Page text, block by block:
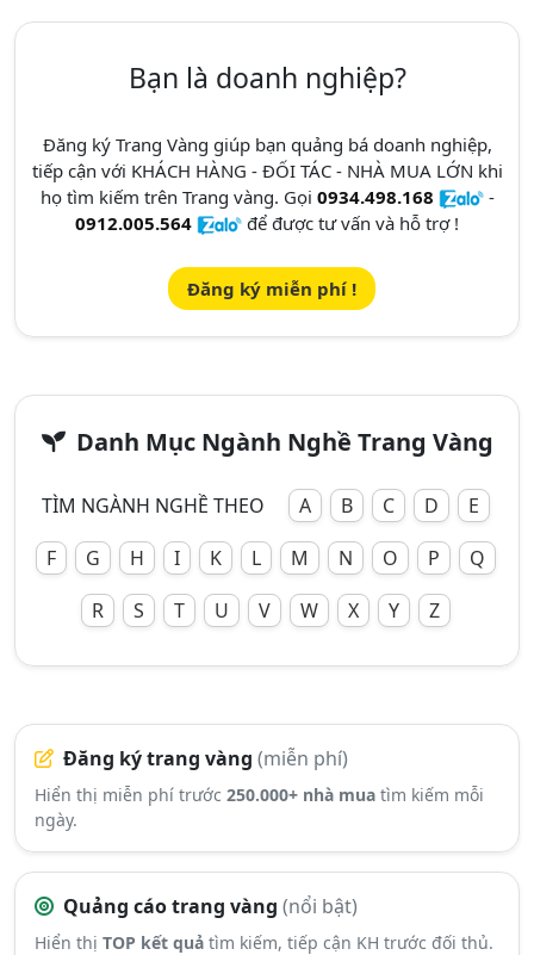
Bạn là doanh nghiệp?
Đăng ký Trang Vàng giúp bạn quảng bá doanh nghiệp,
tiếp cận với KHÁCH HÀNG - ĐỐI TÁC - NHÀ MUA LỚN khi
họ tìm kiếm trên Trang vàng. Gọi 0934.498.168
-
0912.005.564
để được tư vấn và hỗ trợ !
Đăng ký miễn phí !
Danh Mục Ngành Nghề Trang Vàng
TÌM NGÀNH NGHỀ THEO A B C D
E
F
G H I K L M N O P
Q
R
S T U V W X Y Z
Đăng ký trang vàng (miễn phí)
Hiển thị miễn phí trước 250.000+ nhà mua tìm kiếm mỗi
ngày.
Quảng cáo trang vàng (nổi bật)
Hiển thị TOP kết quả tìm kiếm, tiếp cận KH trước đối thủ.